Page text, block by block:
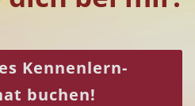
Kennenlern-
buchen!